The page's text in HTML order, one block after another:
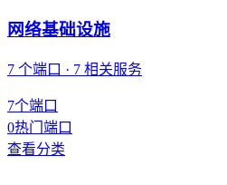
网络基础设施
7 个端口 · 7 相关服务
7个端口
0热门端口
查看分类